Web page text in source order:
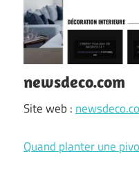
newsdeco.com
Site web :
Quand planter une